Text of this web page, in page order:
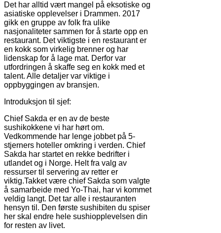
Det har alltid vært mangel på eksotiske og
asiatiske opplevelser i Drammen. 2017
gikk en gruppe av folk fra ulike
nasjonaliteter sammen for å starte opp en
restaurant. Det viktigste i en restaurant er
en kokk som virkelig brenner og har
lidenskap for å lage mat. Derfor var
utfordringen å skaffe seg en kokk med et
talent. Alle detaljer var viktige i
oppbyggingen av bransjen.
Introduksjon til sjef:
Chief Sakda er en av de beste
sushikokkene vi har hørt om.
Vedkommende har lenge jobbet på 5-
stjerners hoteller omkring i verden. Chief
Sakda har startet en rekke bedrifter i
utlandet og i Norge. Helt fra valg av
ressurser til servering av retter er
viktig.Takket være chief Sakda som valgte
å samarbeide med Yo-Thai, har vi kommet
veldig langt. Det tar alle i restauranten
hensyn til. Den første sushibiten du spiser
her skal endre hele sushiopplevelsen din
for resten av livet.